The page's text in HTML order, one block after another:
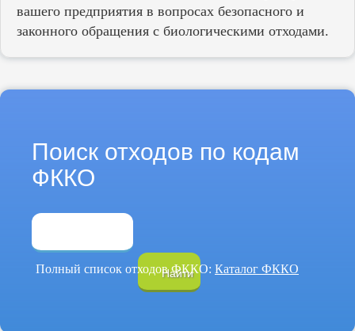
вашего предприятия в вопросах безопасного и
законного обращения с биологическими отходами.
Поиск отходов по кодам
ФККО
Найти
Полный список отходов ФККО: Каталог ФККО